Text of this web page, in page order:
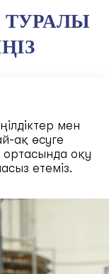
ТУРАЛЫ
мен
ақ өсуге
ортасында оқу
етеміз.